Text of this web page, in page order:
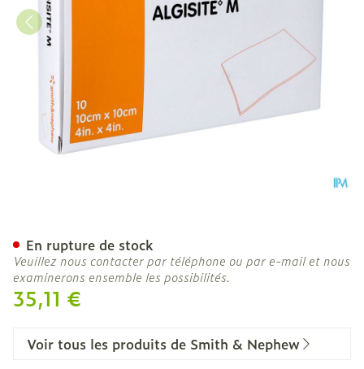
35,11 €
En rupture de stock
Veuillez nous contacter par téléphone ou par e-mail et nous
examinerons ensemble les possibilités.
Voir tous les produits de Smith & Nephew